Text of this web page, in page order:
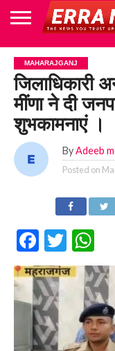
HOME
POLITICS
NEWS
BUSINESS
CULTURE
NATIONAL
SPORTS
LIFESTYLE
TRAVEL
OPINION
BREAKING
NEWS
ENTERTAINMENT
WORLD
CRIME
JOIN
US
MAHARAJGANJ
जिलाधिकारी
मींणा ने दी
शुभकामनाएं ।
By Adeeb
Posted on